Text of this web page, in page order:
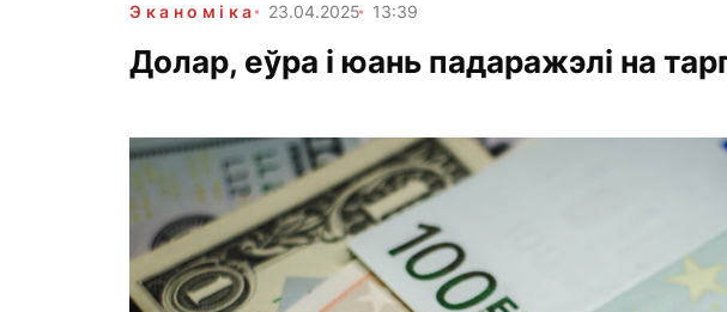
Эканоміка 23.04.2025 13:39
Долар, еўра і юань падаражэлі на